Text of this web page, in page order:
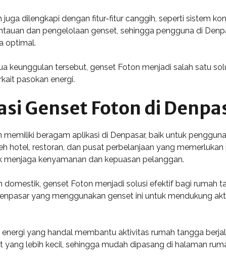
juga dilengkapi dengan fitur-fitur canggih, seperti sistem
dan pengelolaan genset, sehingga pengguna di
optimal.
keunggulan tersebut, genset Foton menjadi salah satu
pasokan energi.
Genset Foton di
memiliki beragam aplikasi di Denpasar, baik untuk
hotel, restoran, dan pusat perbelanjaan yang
menjaga kenyamanan dan kepuasan pelanggan.
domestik, genset Foton menjadi solusi efektif bagi rumah
yang menggunakan genset ini untuk mendukung
energi yang handal membantu aktivitas rumah tangga
yang lebih kecil, sehingga mudah dipasang di halaman